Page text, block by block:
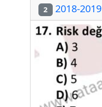
2 2018-